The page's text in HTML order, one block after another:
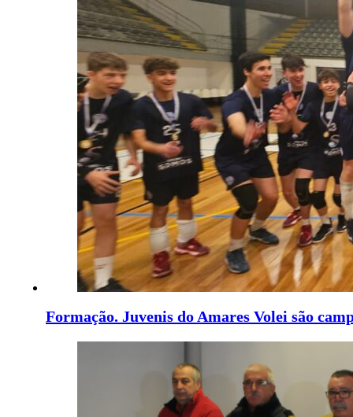
Formação. Juvenis do Amares Volei são